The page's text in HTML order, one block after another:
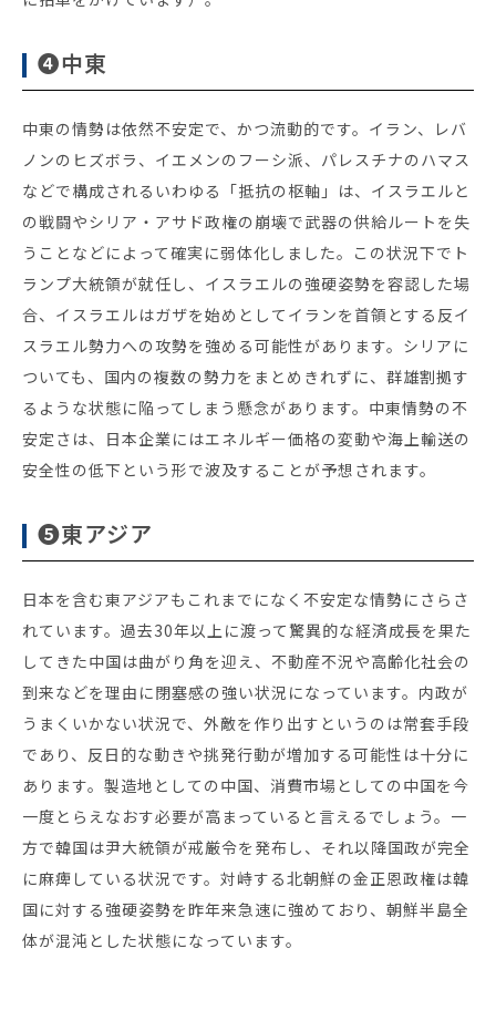
❹中東
中東の情勢は依然不安定で、かつ流動的です。イラン、レバ
ノンのヒズボラ、イエメンのフーシ派、パレスチナのハマス
などで構成されるいわゆる「抵抗の枢軸」は、イスラエルと
の戦闘やシリア・アサド政権の崩壊で武器の供給ルートを失
うことなどによって確実に弱体化しました。この状況下でト
ランプ大統領が就任し、イスラエルの強硬姿勢を容認した場
合、イスラエルはガザを始めとしてイランを首領とする反イ
スラエル勢力への攻勢を強める可能性があります。シリアに
ついても、国内の複数の勢力をまとめきれずに、群雄割拠す
るような状態に陥ってしまう懸念があります。中東情勢の不
安定さは、日本企業にはエネルギー価格の変動や海上輸送の
安全性の低下という形で波及することが予想されます。
❺東アジア
日本を含む東アジアもこれまでになく不安定な情勢にさらさ
れています。過去30年以上に渡って驚異的な経済成長を果た
してきた中国は曲がり角を迎え、不動産不況や高齢化社会の
到来などを理由に閉塞感の強い状況になっています。内政が
うまくいかない状況で、外敵を作り出すというのは常套手段
であり、反日的な動きや挑発行動が増加する可能性は十分に
あります。製造地としての中国、消費市場としての中国を今
一度とらえなおす必要が高まっていると言えるでしょう。一
方で韓国は尹大統領が戒厳令を発布し、それ以降国政が完全
に麻痺している状況です。対峙する北朝鮮の金正恩政権は韓
国に対する強硬姿勢を昨年来急速に強めており、朝鮮半島全
体が混沌とした状態になっています。